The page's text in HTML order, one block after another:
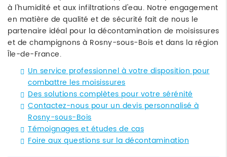
à l'humidité et aux infiltrations d'eau. Notre engagement
en matière de qualité et de sécurité fait de nous le
partenaire idéal pour la décontamination de moisissures
et de champignons à Rosny-sous-Bois et dans la région
Île-de-France.
Un service professionnel à votre disposition pour
combattre les moisissures
Des solutions complètes pour votre sérénité
Contactez-nous pour un devis personnalisé à
Rosny-sous-Bois
Témoignages et études de cas
Foire aux questions sur la décontamination